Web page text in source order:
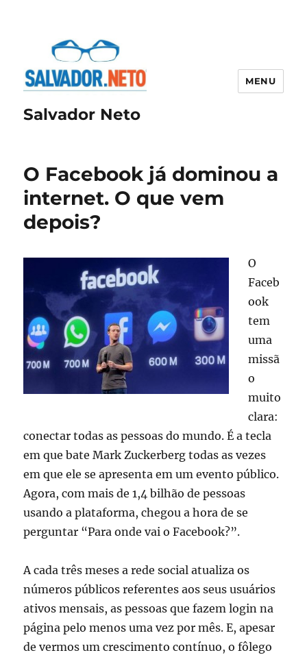
Salvador Neto
MENU
O Facebook já dominou a
internet. O que vem
depois?
O
Faceb
ook
tem
uma
missã
o
muito
clara:
conectar todas as pessoas do mundo. É a tecla
em que bate Mark Zuckerberg todas as vezes
em que ele se apresenta em um evento público.
Agora, com mais de 1,4 bilhão de pessoas
usando a plataforma, chegou a hora de se
perguntar “Para onde vai o Facebook?”.
A cada três meses a rede social atualiza os
números públicos referentes aos seus usuários
ativos mensais, as pessoas que fazem login na
página pelo menos uma vez por mês. E, apesar
de vermos um crescimento contínuo, o fôlego